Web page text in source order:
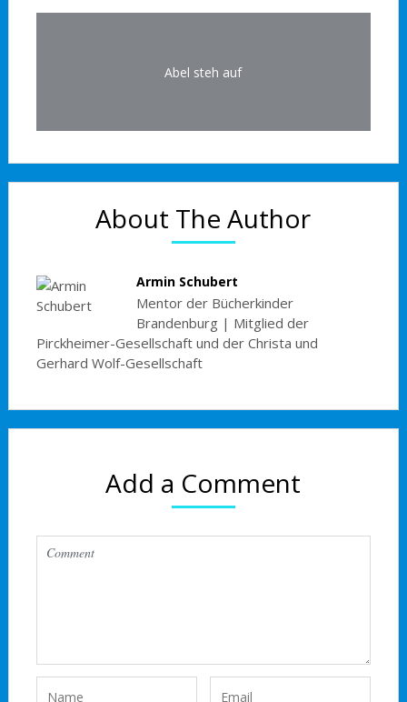
Abel steh auf
About The Author
Armin Schubert
Mentor der Bücherkinder
Brandenburg | Mitglied der
Pirckheimer-Gesellschaft und der Christa und
Gerhard Wolf-Gesellschaft
Add a Comment